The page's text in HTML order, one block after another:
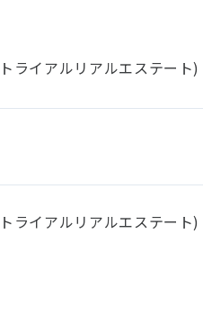
ライアルリアルエステート)
ライアルリアルエステート)